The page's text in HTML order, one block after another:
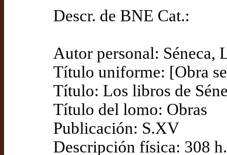
Descr. de BNE Cat.:
Autor personal: Séneca,
Título uniforme: [Obra
Título: Los libros de
Título del lomo: Obras
Publicación: S.XV
Descripción física: 308